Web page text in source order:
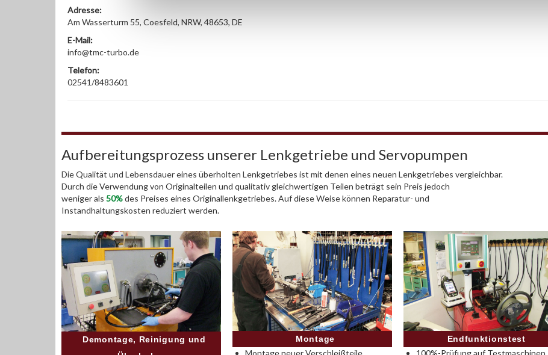
Adresse:
Am Wasserturm 55, Coesfeld, NRW, 48653, DE
E-Mail:
info@tmc-turbo.de
Telefon:
02541/8483601
Aufbereitungsprozess unserer Lenkgetriebe und Servopumpen
Die Qualität und Lebensdauer eines überholten Lenkgetriebes ist mit denen eines neuen Lenkgetriebes vergleichbar.
Durch die Verwendung von Originalteilen und qualitativ gleichwertigen Teilen beträgt sein Preis jedoch
weniger als 50%des Preises eines Originallenkgetriebes. Auf diese Weise können Reparatur- und
Instandhaltungskosten reduziert werden.
Demontage, Reinigung und
Montage
Montage neuer Verschleißteile
Endfunktionstest
100%-Prüfung auf Testmaschinen.